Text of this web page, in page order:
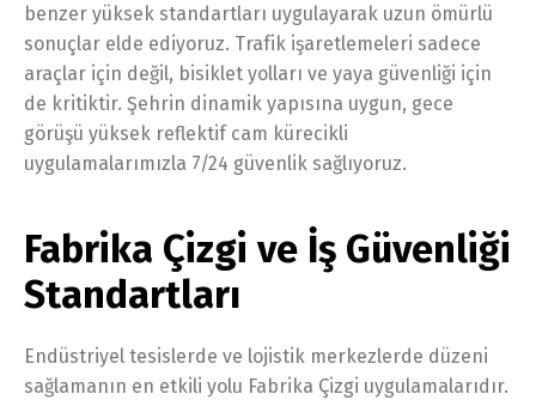
benzer yüksek standartları uygulayarak uzun ömürlü
sonuçlar elde ediyoruz. Trafik işaretlemeleri sadece
araçlar için değil, bisiklet yolları ve yaya güvenliği için
de kritiktir. Şehrin dinamik yapısına uygun, gece
görüşü yüksek reflektif cam kürecikli
uygulamalarımızla 7/24 güvenlik sağlıyoruz.
Fabrika Çizgi ve İş Güvenliği
Standartları
Endüstriyel tesislerde ve lojistik merkezlerde düzeni
sağlamanın en etkili yolu Fabrika Çizgi uygulamalarıdır.